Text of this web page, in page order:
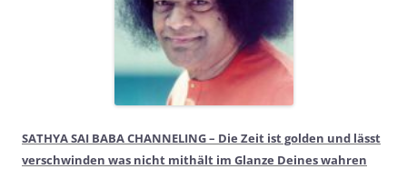
SATHYA SAI BABA CHANNELING – Die Zeit ist golden und lässt
verschwinden was nicht mithält im Glanze Deines wahren